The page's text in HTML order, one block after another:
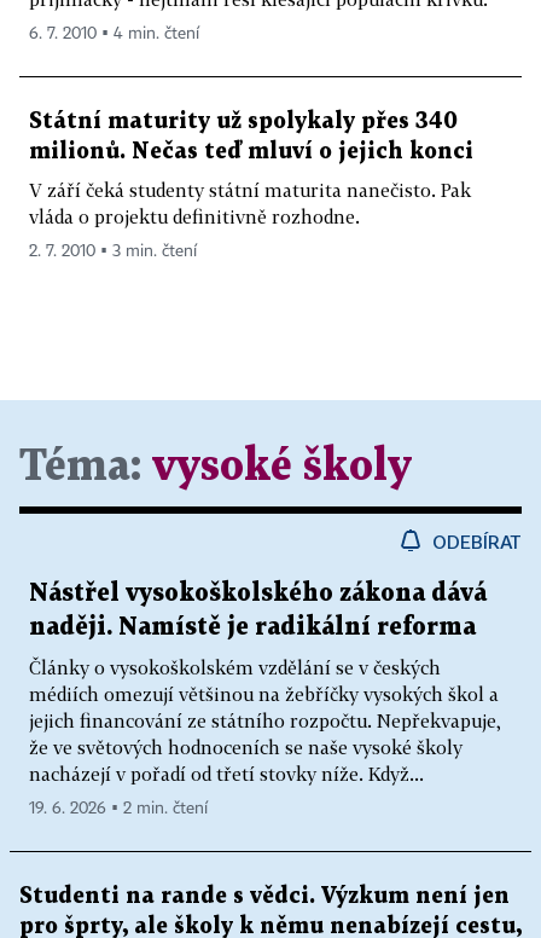
6. 7. 2010 ▪ 4 min. čtení
Státní maturity už spolykaly přes 340
milionů. Nečas teď mluví o jejich konci
V září čeká studenty státní maturita nanečisto. Pak
vláda o projektu definitivně rozhodne.
2. 7. 2010 ▪ 3 min. čtení
Téma: vysoké školy
ODEBÍRAT
Nástřel vysokoškolského zákona dává
naději. Namístě je radikální reforma
Články o vysokoškolském vzdělání se v českých
médiích omezují většinou na žebříčky vysokých škol a
jejich financování ze státního rozpočtu. Nepřekvapuje,
že ve světových hodnoceních se naše vysoké školy
nacházejí v pořadí od třetí stovky níže. Když...
19. 6. 2026 ▪ 2 min. čtení
Studenti na rande s vědci. Výzkum není jen
pro šprty, ale školy k němu nenabízejí cestu,